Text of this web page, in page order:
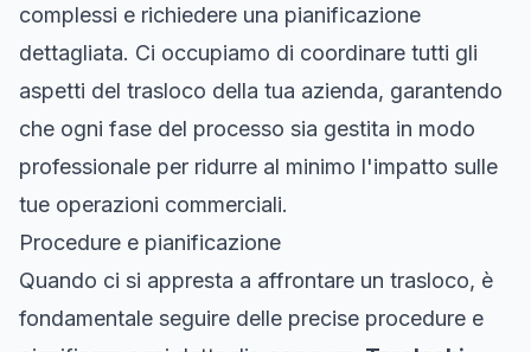
complessi e richiedere una pianificazione
dettagliata. Ci occupiamo di coordinare tutti gli
aspetti del trasloco della tua azienda, garantendo
che ogni fase del processo sia gestita in modo
professionale per ridurre al minimo l'impatto sulle
tue operazioni commerciali.
Procedure e pianificazione
Quando ci si appresta a affrontare un trasloco, è
fondamentale seguire delle precise procedure e